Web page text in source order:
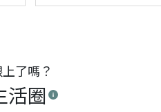
了嗎？
活圈